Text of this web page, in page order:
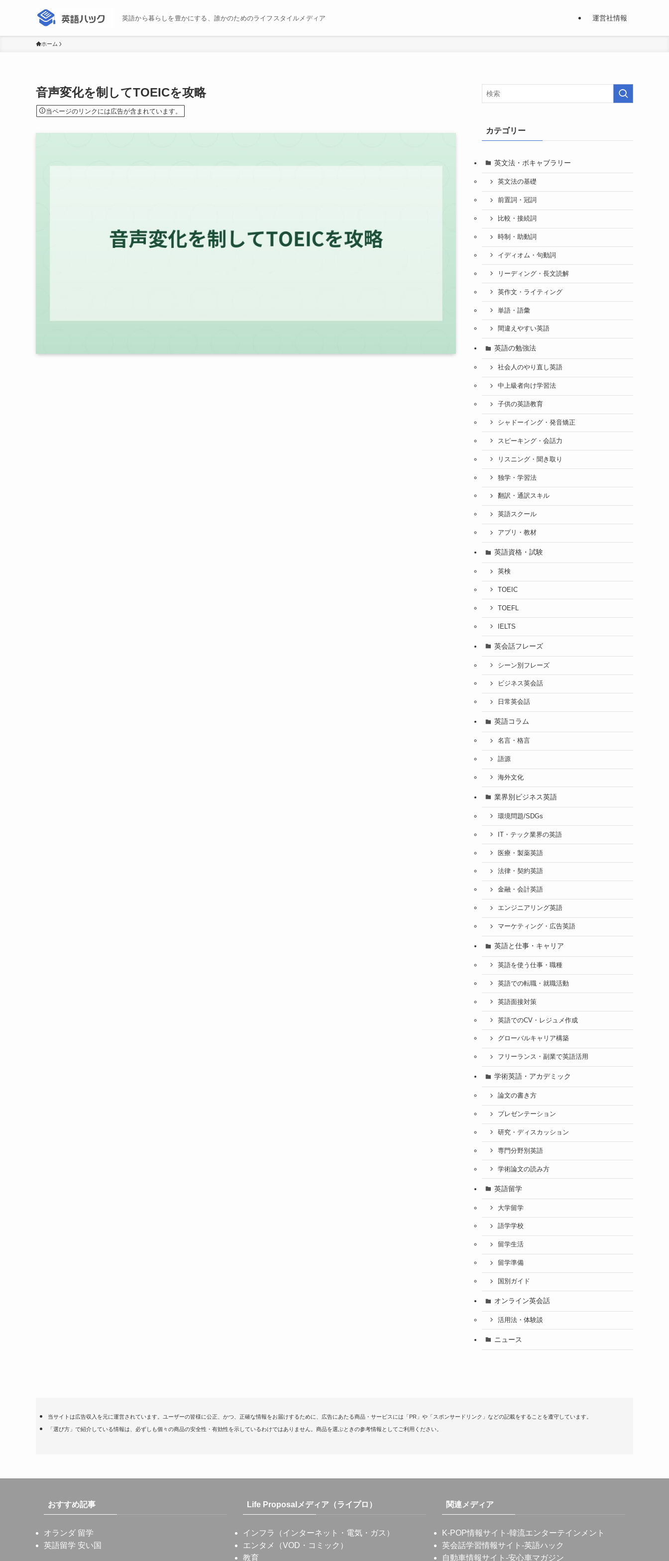
英語から暮らしを豊かにする、誰かのためのライフスタイルメディア 運営社情報
ホーム
音声変化を制してTOEICを攻略
当ページのリンクには広告が含まれています。
カテゴリー
英文法・ボキャブラリー
英文法の基礎
前置詞・冠詞
比較・接続詞
時制・助動詞
イディオム・句動詞
リーディング・長文読解
英作文・ライティング
単語・語彙
間違えやすい英語
英語の勉強法
社会人のやり直し英語
中上級者向け学習法
子供の英語教育
シャドーイング・発音矯正
スピーキング・会話力
リスニング・聞き取り
独学・学習法
翻訳・通訳スキル
英語スクール
アプリ・教材
英語資格・試験
英検
TOEIC
TOEFL
IELTS
英会話フレーズ
シーン別フレーズ
ビジネス英会話
日常英会話
英語コラム
名言・格言
語源
海外文化
業界別ビジネス英語
環境問題/SDGs
IT・テック業界の英語
医療・製薬英語
法律・契約英語
金融・会計英語
エンジニアリング英語
マーケティング・広告英語
英語と仕事・キャリア
英語を使う仕事・職種
英語での転職・就職活動
英語面接対策
英語でのCV・レジュメ作成
グローバルキャリア構築
フリーランス・副業で英語活用
学術英語・アカデミック
論文の書き方
プレゼンテーション
研究・ディスカッション
専門分野別英語
学術論文の読み方
英語留学
大学留学
語学学校
留学生活
留学準備
国別ガイド
オンライン英会話
活用法・体験談
ニュース
当サイトは広告収入を元に運営されています。ユーザーの皆様に公正、かつ、正確な情報をお届けするために、広告にあたる商品・サービスには「PR」や「スポンサードリンク」などの記載をすることを遵守しています。
「選び方」で紹介している情報は、必ずしも個々の商品の安全性・有効性を示しているわけではありません。商品を選ぶときの参考情報としてご利用ください。
おすすめ記事
オランダ 留学
英語留学 安い国
Life Proposalメディア（ライプロ）
インフラ（インターネット・電気・ガス）
エンタメ（VOD・コミック）
教育
関連メディア
K-POP情報サイト -韓流エンターテインメント
英会話学習情報サイト -英語ハック
自動車情報サイト -安心車マガジン